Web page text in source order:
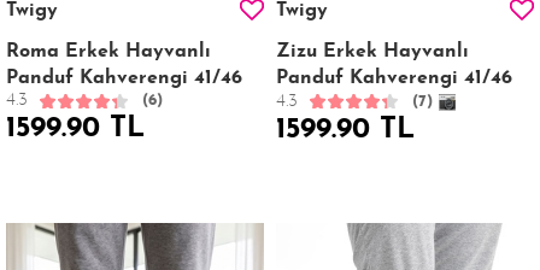
Twigy
Roma Erkek Hayvanlı
Panduf Kahverengi 41/46
4.3 (6)
1599.90 TL
Twigy
Zizu Erkek Hayvanlı
Panduf Kahverengi 41/46
4.3 (7)
1599.90 TL